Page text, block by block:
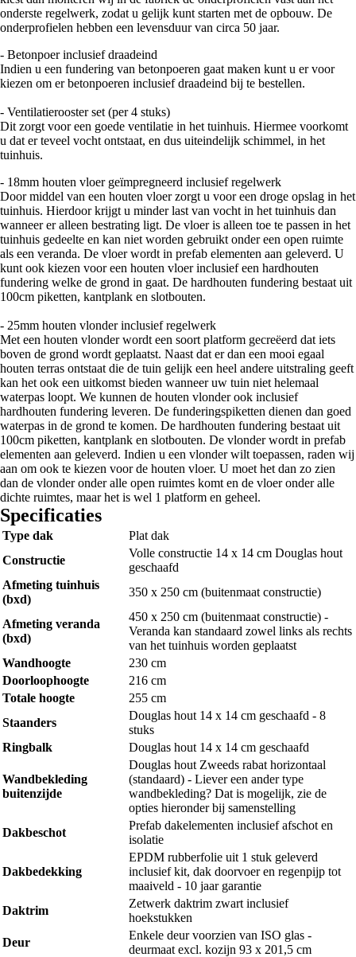
onderste regelwerk, zodat u gelijk kunt starten met de opbouw. De
onderprofielen hebben een levensduur van circa 50 jaar.
- Betonpoer inclusief draadeind
Indien u een fundering van betonpoeren gaat maken kunt u er voor
kiezen om er betonpoeren inclusief draadeind bij te bestellen.
- Ventilatierooster set (per 4 stuks)
Dit zorgt voor een goede ventilatie in het tuinhuis. Hiermee voorkomt
u dat er teveel vocht ontstaat, en dus uiteindelijk schimmel, in het
tuinhuis.
- 18mm houten vloer geïmpregneerd inclusief regelwerk
Door middel van een houten vloer zorgt u voor een droge opslag in het
tuinhuis. Hierdoor krijgt u minder last van vocht in het tuinhuis dan
wanneer er alleen bestrating ligt. De vloer is alleen toe te passen in het
tuinhuis gedeelte en kan niet worden gebruikt onder een open ruimte
als een veranda. De vloer wordt in prefab elementen aan geleverd. U
kunt ook kiezen voor een houten vloer inclusief een hardhouten
fundering welke de grond in gaat. De hardhouten fundering bestaat uit
100cm piketten, kantplank en slotbouten.
- 25mm houten vlonder inclusief regelwerk
Met een houten vlonder wordt een soort platform gecreëerd dat iets
boven de grond wordt geplaatst. Naast dat er dan een mooi egaal
houten terras ontstaat die de tuin gelijk een heel andere uitstraling geeft
kan het ook een uitkomst bieden wanneer uw tuin niet helemaal
waterpas loopt. We kunnen de houten vlonder ook inclusief
hardhouten fundering leveren. De funderingspiketten dienen dan goed
waterpas in de grond te komen. De hardhouten fundering bestaat uit
100cm piketten, kantplank en slotbouten. De vlonder wordt in prefab
elementen aan geleverd. Indien u een vlonder wilt toepassen, raden wij
aan om ook te kiezen voor de houten vloer. U moet het dan zo zien
dan de vlonder onder alle open ruimtes komt en de vloer onder alle
dichte ruimtes, maar het is wel 1 platform en geheel.
Specificaties
Type dak
Plat dak
Constructie
Volle constructie 14 x 14 cm Douglas hout
geschaafd
Afmeting tuinhuis
(bxd)
350 x 250 cm (buitenmaat constructie)
Afmeting veranda
(bxd)
450 x 250 cm (buitenmaat constructie) -
Veranda kan standaard zowel links als rechts
van het tuinhuis worden geplaatst
Wandhoogte
230 cm
Doorloophoogte
216 cm
Totale hoogte
255 cm
Staanders
Douglas hout 14 x 14 cm geschaafd - 8
stuks
Ringbalk
Douglas hout 14 x 14 cm geschaafd
Wandbekleding
buitenzijde
Douglas hout Zweeds rabat horizontaal
(standaard) - Liever een ander type
wandbekleding? Dat is mogelijk, zie de
opties hieronder bij samenstelling
Dakbeschot
Prefab dakelementen inclusief afschot en
isolatie
Dakbedekking
EPDM rubberfolie uit 1 stuk geleverd
inclusief kit, dak doorvoer en regenpijp tot
maaiveld - 10 jaar garantie
Daktrim
Zetwerk daktrim zwart inclusief
hoekstukken
Deur
Enkele deur voorzien van ISO glas -
deurmaat excl. kozijn 93 x 201,5 cm